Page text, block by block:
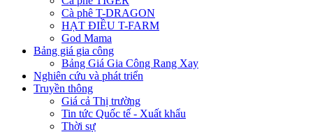
Cà phê T-DRAGON
HẠT ĐIỀU T-FARM
God Mama
Bảng giá gia công
Bảng Giá Gia Công Rang Xay
Nghiên cứu và phát triển
Truyền thông
Giá cả Thị trường
Tin tức Quốc tế - Xuất khẩu
Thời sự